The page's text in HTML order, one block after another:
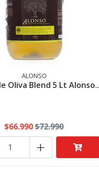
ALONSO
Oliva Blend 5 Lt Alonso..
$66.990$72.990
+